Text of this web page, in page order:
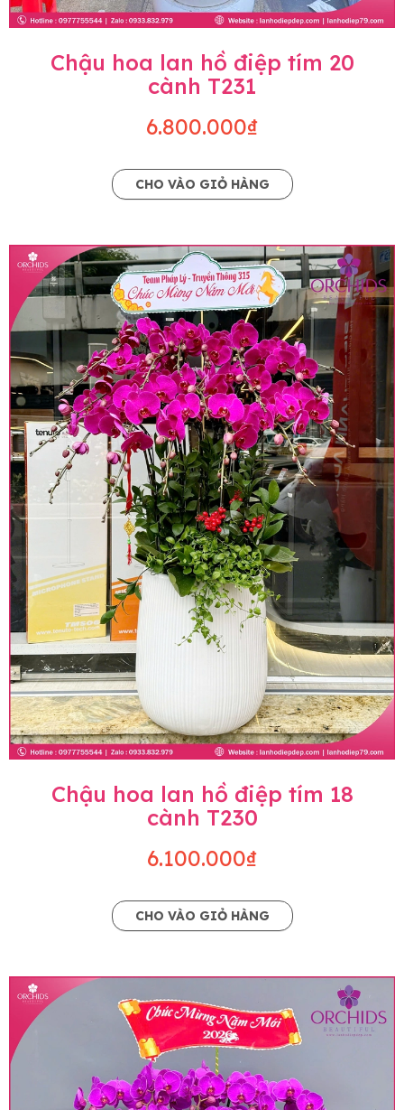
Chậu hoa lan hồ điệp tím 20
cành T231
6.800.000₫
CHO VÀO GIỎ HÀNG
Chậu hoa lan hồ điệp tím 18
cành T230
6.100.000₫
CHO VÀO GIỎ HÀNG